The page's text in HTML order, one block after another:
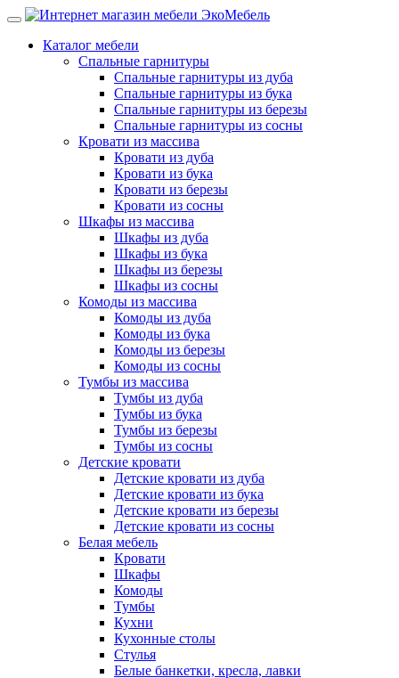
Каталог мебели
Спальные гарнитуры
Спальные гарнитуры из дуба
Спальные гарнитуры из бука
Спальные гарнитуры из березы
Спальные гарнитуры из сосны
Кровати из массива
Кровати из дуба
Кровати из бука
Кровати из березы
Кровати из сосны
Шкафы из массива
Шкафы из дуба
Шкафы из бука
Шкафы из березы
Шкафы из сосны
Комоды из массива
Комоды из дуба
Комоды из бука
Комоды из березы
Комоды из сосны
Тумбы из массива
Тумбы из дуба
Тумбы из бука
Тумбы из березы
Тумбы из сосны
Детские кровати
Детские кровати из дуба
Детские кровати из бука
Детские кровати из березы
Детские кровати из сосны
Белая мебель
Кровати
Шкафы
Комоды
Тумбы
Кухни
Кухонные столы
Стулья
Белые банкетки, кресла, лавки